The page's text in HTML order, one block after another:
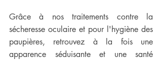
Grâce à nos traitements contre la
sécheresse oculaire et pour l'hygiène des
paupières, retrouvez à la fois une
apparence séduisante et une santé